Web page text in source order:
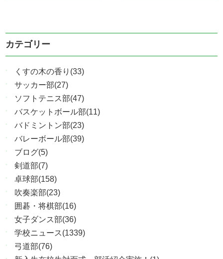
カテゴリー
くすの木の香り(33)
サッカー部(27)
ソフトテニス部(47)
バスケットボール部(11)
バドミントン部(23)
バレーボール部(39)
ブログ(5)
剣道部(7)
卓球部(158)
吹奏楽部(23)
囲碁・将棋部(16)
女子ダンス部(36)
学校ニュース(1339)
弓道部(76)